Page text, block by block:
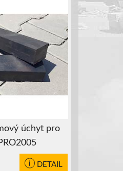
úchyt pro
DETAIL